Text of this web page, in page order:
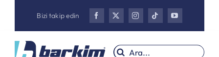
Bizi takip edin
Search